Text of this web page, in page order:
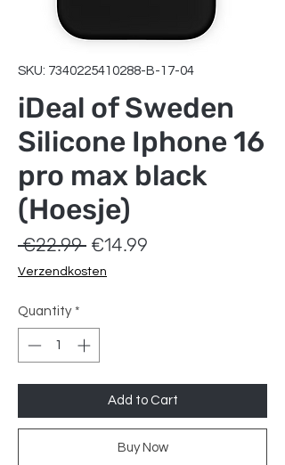
SKU: 7340225410288-B-17-04
iDeal of Sweden
Silicone Iphone 16
pro max black
(Hoesje)
€22.99 Regular
Price
€14.99
Verzendkosten
Quantity *
Add to Cart
Buy Now